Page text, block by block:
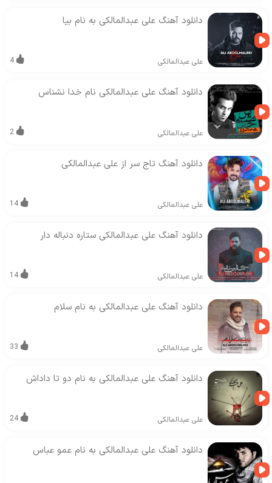
دانلود آهنگ علی عبدالمالکی به نام بیا
علی عبدالمالکی 4
دانلود آهنگ علی عبدالمالکی نام خدا نشناس
علی عبدالمالکی 2
دانلود آهنگ تاج سر از علی عبدالمالکی
علی عبدالمالکی 14
دانلود آهنگ علی عبدالمالکی ستاره دنباله دار
علی عبدالمالکی 14
دانلود آهنگ علی عبدالمالکی به نام سلام
علی عبدالمالکی 33
دانلود آهنگ علی عبدالمالکی به نام دو تا داداش
علی عبدالمالکی 24
دانلود آهنگ علی عبدالمالکی به نام عمو عباس